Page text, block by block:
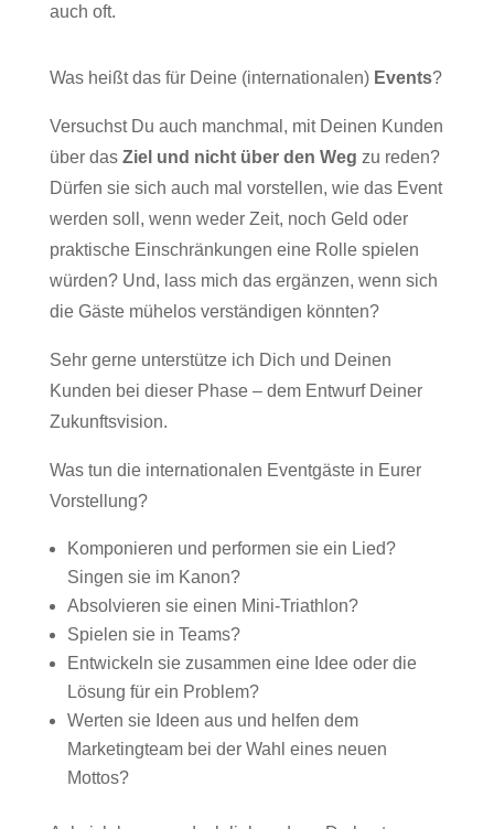
auch oft.
Was heißt das für Deine (internationalen) Events?
Versuchst Du auch manchmal, mit Deinen Kunden
über das Ziel und nicht über den Weg zu reden?
Dürfen sie sich auch mal vorstellen, wie das Event
werden soll, wenn weder Zeit, noch Geld oder
praktische Einschränkungen eine Rolle spielen
würden? Und, lass mich das ergänzen, wenn sich
die Gäste mühelos verständigen könnten?
Sehr gerne unterstütze ich Dich und Deinen
Kunden bei dieser Phase – dem Entwurf Deiner
Zukunftsvision.
Was tun die internationalen Eventgäste in Eurer
Vorstellung?
Komponieren und performen sie ein Lied?
Singen sie im Kanon?
Absolvieren sie einen Mini-Triathlon?
Spielen sie in Teams?
Entwickeln sie zusammen eine Idee oder die
Lösung für ein Problem?
Werten sie Ideen aus und helfen dem
Marketingteam bei der Wahl eines neuen
Mottos?